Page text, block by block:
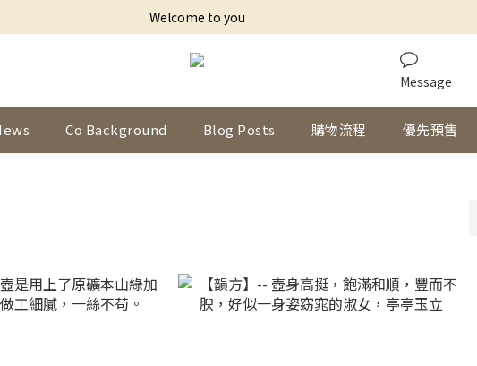
Welcome to you
Message
Co Background Blog Posts 購物流程 優先預售